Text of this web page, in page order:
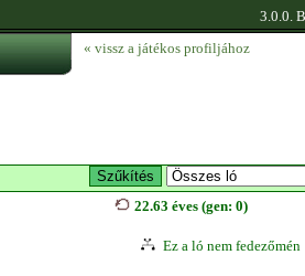
3.0.0.
« vissz a játékos profiljához
22.63 éves (gen: 0)
Ez a ló nem fedezőmén